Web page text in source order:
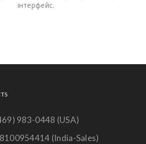
інтерфейс.
983-0448 (USA)
(India-Sales)